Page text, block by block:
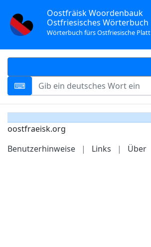
Oostfräisk Woordenbauk
Ostfriesisches Wörterbuch
Wörterbuch fürs Ostfriesische Platt
oostfraeisk.org
Benutzerhinweise
| Links | Über